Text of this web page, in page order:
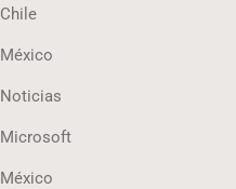
Chile
México
Noticias
Microsoft
México